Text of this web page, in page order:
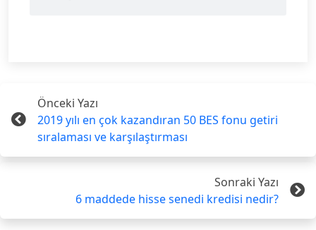
Önceki Yazı
2019 yılı en çok kazandıran 50 BES fonu getiri
sıralaması ve karşılaştırması
Sonraki Yazı
6 maddede hisse senedi kredisi nedir?